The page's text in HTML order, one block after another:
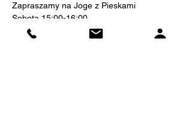
Zapraszamy na Joge z Pieskami
Sobota 15:00-16:00
Sobota 16:10-17:10